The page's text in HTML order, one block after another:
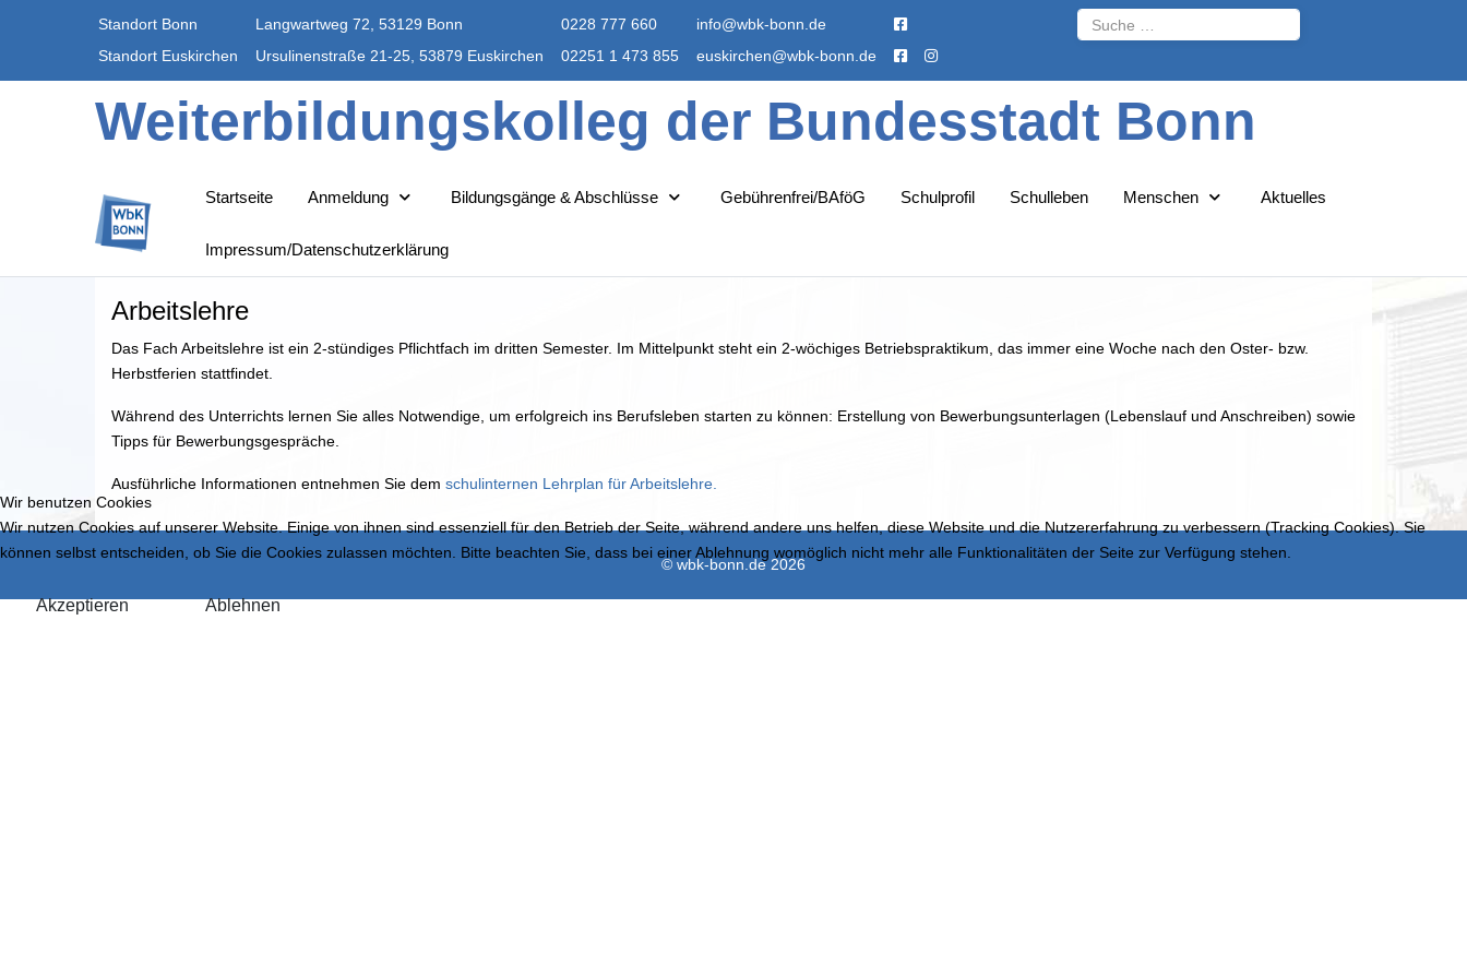
Standort Bonn Langwartweg 72, 53129 Bonn 0228 777 660
info@wbk-bonn.de
Standort Euskirchen
Ursulinenstraße 21-25, 53879 Euskirchen 02251 1 473 855 euskirchen@wbk-bonn.de
Suchen
Weiterbildungskolleg der Bundesstadt Bonn
Startseite Anmeldung Bildungsgänge & Abschlüsse Gebührenfrei/BAföG Schulprofil Schulleben Menschen Aktuelles
Impressum/Datenschutzerklärung
Arbeitslehre
Das Fach Arbeitslehre ist ein 2-stündiges Pflichtfach im dritten Semester. Im Mittelpunkt steht ein 2-wöchiges Betriebspraktikum, das immer eine Woche nach den Oster- bzw.
Herbstferien stattfindet.
Während des Unterrichts lernen Sie alles Notwendige, um erfolgreich ins Berufsleben starten zu können: Erstellung von Bewerbungsunterlagen (Lebenslauf und Anschreiben) sowie
Tipps für Bewerbungsgespräche.
Ausführliche Informationen entnehmen Sie dem schulinternen Lehrplan für Arbeitslehre.
© wbk-bonn.de 2026
Wir benutzen Cookies
Wir nutzen Cookies auf unserer Website. Einige von ihnen sind essenziell für den Betrieb der Seite, während andere uns helfen, diese Website und die Nutzererfahrung zu verbessern (Tracking Cookies). Sie
können selbst entscheiden, ob Sie die Cookies zulassen möchten. Bitte beachten Sie, dass bei einer Ablehnung womöglich nicht mehr alle Funktionalitäten der Seite zur Verfügung stehen.
Akzeptieren Ablehnen